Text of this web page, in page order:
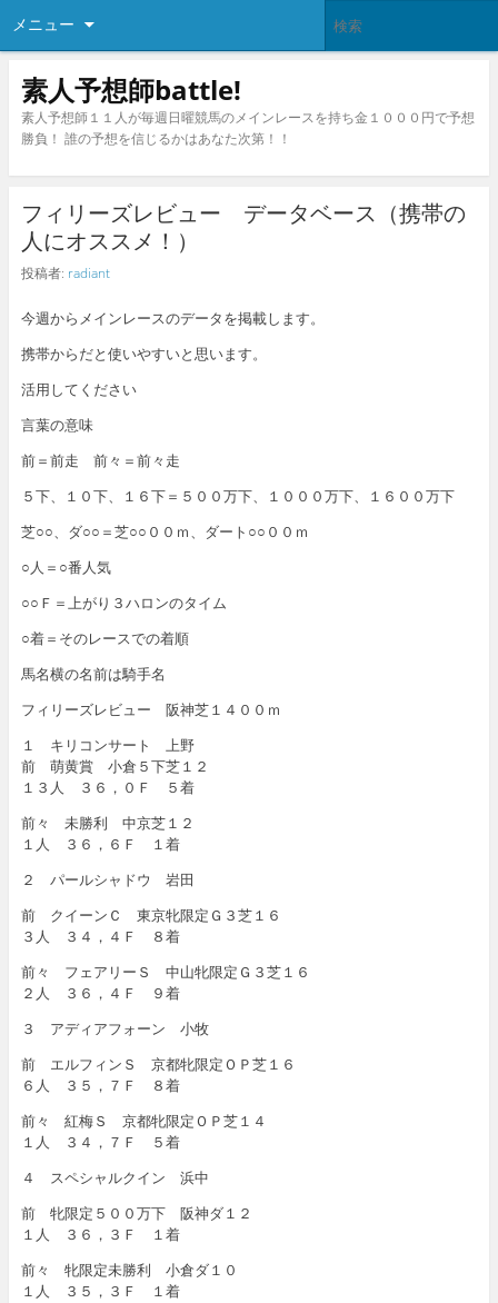
メニュー
素人予想師battle!
素人予想師１１人が毎週日曜競馬のメインレースを持ち金１０００円で予想
勝負！ 誰の予想を信じるかはあなた次第！！
フィリーズレビュー データベース（携帯の
人にオススメ！）
投稿者: radiant
今週からメインレースのデータを掲載します。
携帯からだと使いやすいと思います。
活用してください
言葉の意味
前＝前走 前々＝前々走
５下、１０下、１６下＝５００万下、１０００万下、１６００万下
芝○○、ダ○○＝芝○○００ｍ、ダート○○００ｍ
○人＝○番人気
○○Ｆ＝上がり３ハロンのタイム
○着＝そのレースでの着順
馬名横の名前は騎手名
フィリーズレビュー 阪神芝１４００ｍ
１ キリコンサート 上野
前 萌黄賞 小倉５下芝１２
１３人 ３６，０Ｆ ５着
前々 未勝利 中京芝１２
１人 ３６，６Ｆ １着
２ パールシャドウ 岩田
前 クイーンＣ 東京牝限定Ｇ３芝１６
３人 ３４，４Ｆ ８着
前々 フェアリーＳ 中山牝限定Ｇ３芝１６
２人 ３６，４Ｆ ９着
３ アディアフォーン 小牧
前 エルフィンＳ 京都牝限定ＯＰ芝１６
６人 ３５，７Ｆ ８着
前々 紅梅Ｓ 京都牝限定ＯＰ芝１４
１人 ３４，７Ｆ ５着
４ スペシャルクイン 浜中
前 牝限定５００万下 阪神ダ１２
１人 ３６，３Ｆ １着
前々 牝限定未勝利 小倉ダ１０
１人 ３５，３Ｆ １着